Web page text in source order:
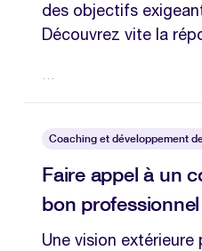
des objectifs
Découvrez vite la
Coaching et développement
Faire appel à un
bon
Une vision